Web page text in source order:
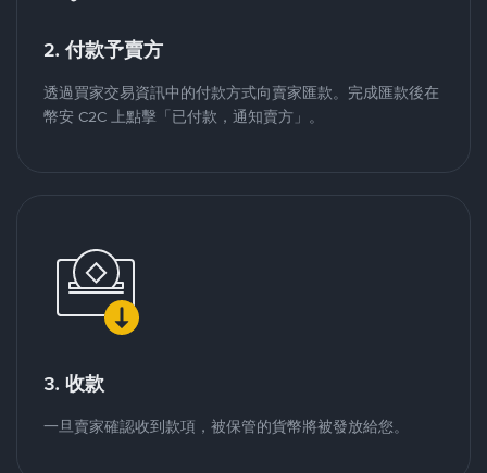
2. 付款予賣方
透過買家交易資訊中的付款方式向賣家匯款。完成匯款後在
幣安 C2C 上點擊「已付款，通知賣方」。
3. 收款
一旦賣家確認收到款項，被保管的貨幣將被發放給您。